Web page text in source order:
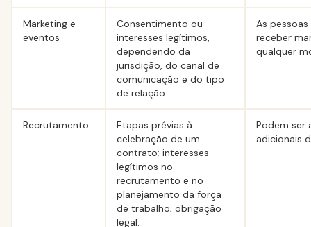
Marketing e
eventos
Consentimento ou
interesses legítimos,
dependendo da
jurisdição, do canal de
comunicação e do tipo
de relação.
As
receber
qualquer
Recrutamento
Etapas prévias à
celebração de um
contrato; interesses
legítimos no
recrutamento e no
planejamento da força
de trabalho; obrigação
legal.
Podem ser
adicionais